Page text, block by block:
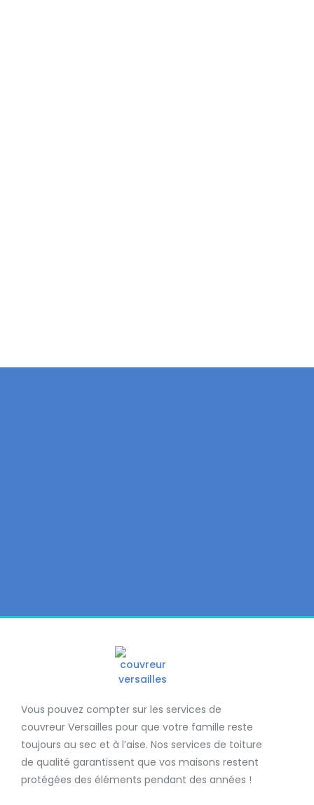
Vous pouvez compter sur les services de
couvreur Versailles pour que votre famille reste
toujours au sec et à l’aise. Nos services de toiture
de qualité garantissent que vos maisons restent
protégées des éléments pendant des années !